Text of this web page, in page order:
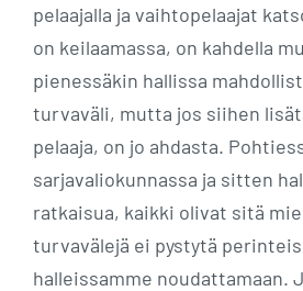
pelaajalla ja vaihtopelaajat
on keilaamassa, on kahdella
pienessäkin hallissa
turvaväli, mutta jos siihen
pelaaja, on jo ahdasta.
sarjavaliokunnassa ja sitten
ratkaisua, kaikki olivat sitä
turvavälejä ei pystytä
halleissamme noudattamaan.